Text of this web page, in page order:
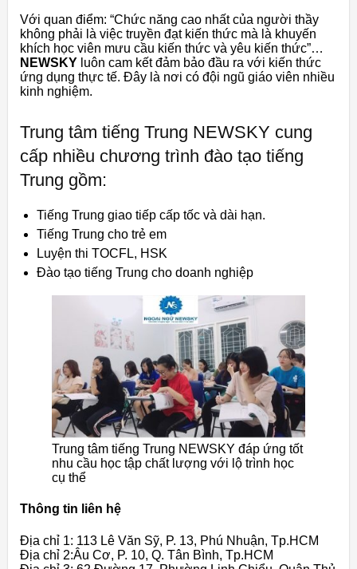
Với quan điểm: “Chức năng cao nhất của người thầy
không phải là việc truyền đạt kiến thức mà là khuyến
khích học viên mưu cầu kiến thức và yêu kiến thức”…
NEWSKY luôn cam kết đảm bảo đầu ra với kiến thức
ứng dụng thực tế. Đây là nơi có đội ngũ giáo viên nhiều
kinh nghiệm.
Trung tâm tiếng Trung NEWSKY cung
cấp nhiều chương trình đào tạo tiếng
Trung gồm:
Tiếng Trung giao tiếp cấp tốc và dài hạn.
Tiếng Trung cho trẻ em
Luyện thi TOCFL, HSK
Đào tạo tiếng Trung cho doanh nghiệp
Trung tâm tiếng Trung NEWSKY đáp ứng tốt
nhu cầu học tập chất lượng với lộ trình học
cụ thể
Thông tin liên hệ
Địa chỉ 1: 113 Lê Văn Sỹ, P. 13, Phú Nhuận, Tp.HCM
Địa chỉ 2:Âu Cơ, P. 10, Q. Tân Bình, Tp.HCM